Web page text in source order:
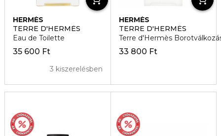
HERMÈS
TERRE D'HERMÈS
Eau de Toilette
35 600 Ft
3 kiszerelésben
HERMÈS
TERRE D'HERMÈS
Terre d'Hermès
33 800 Ft